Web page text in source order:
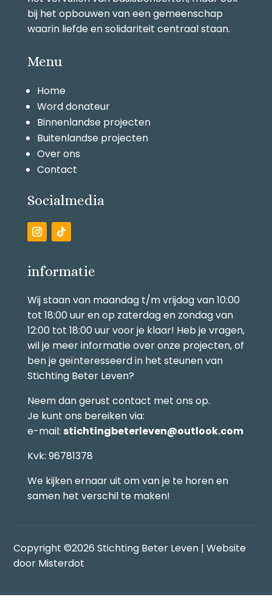
bij het opbouwen van een gemeenschap
waarin liefde en solidariteit centraal staan.
Menu
Home
Word donateur
Binnenlandse projecten
Buitenlandse projecten
Over ons
Contact
Socialmedia
informatie
Wij staan van maandag t/m vrijdag van 10:00
tot 18:00 uur en op zaterdag en zondag van
12:00 tot 18:00 uur voor je klaar! Heb je vragen,
wil je meer informatie over onze projecten, of
ben je geïnteresseerd in het steunen van
Stichting Beter Leven?
Neem dan gerust contact met ons op.
Je kunt ons bereiken via:
e-mail: stichtingbeterleven@outlook.com
Kvk: 96781378
We kijken ernaar uit om van je te horen en
samen het verschil te maken!
Copyright ©2026 Stichting Beter Leven | Website
door Misterdot